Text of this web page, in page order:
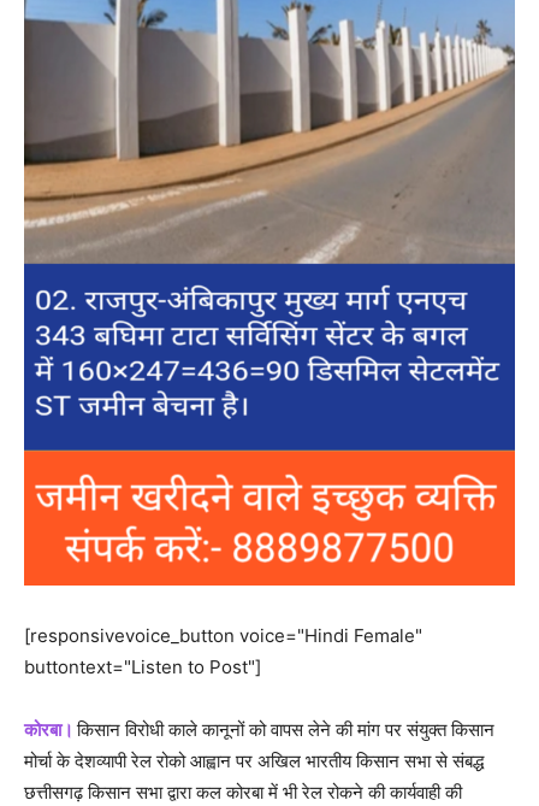
[responsivevoice_button voice="Hindi Female"
buttontext="Listen to Post"]
कोरबा।किसान विरोधी काले कानूनों को वापस लेने की मांग पर संयुक्त किसान
मोर्चा के देशव्यापी रेल रोको आह्वान पर अखिल भारतीय किसान सभा से संबद्ध
छत्तीसगढ़ किसान सभा द्वारा कल कोरबा में भी रेल रोकने की कार्यवाही की